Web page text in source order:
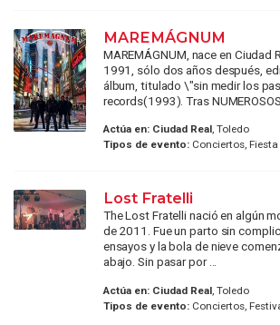
MAREMÁGNUM
MAREMÁGNUM, nace en Ciudad
1991, sólo dos años después,
álbum, titulado \"sin medir los
records(1993). Tras
Actúa en: Ciudad Real, Toledo
Tipos de evento:Conciertos,
Lost Fratelli
The Lost Fratelli nació en algún
de 2011. Fue un parto sin
ensayos y la bola de nieve
abajo. Sin pasar por ...
Actúa en: Ciudad Real, Toledo
Tipos de evento:Conciertos,